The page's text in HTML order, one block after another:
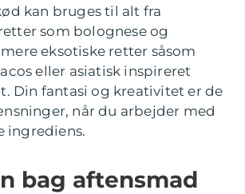
kan bruges til alt fra
som bolognese og
eksotiske retter såsom
eller asiatisk inspireret
Din fantasi og kreativitet er de
når du arbejder med
ingrediens.
bag aftensmad